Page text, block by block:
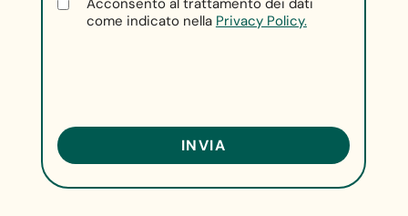
come indicato nella Privacy Policy.